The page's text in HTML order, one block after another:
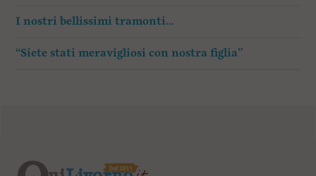
I nostri bellissimi tramonti…
“Siete stati meravigliosi con nostra figlia”